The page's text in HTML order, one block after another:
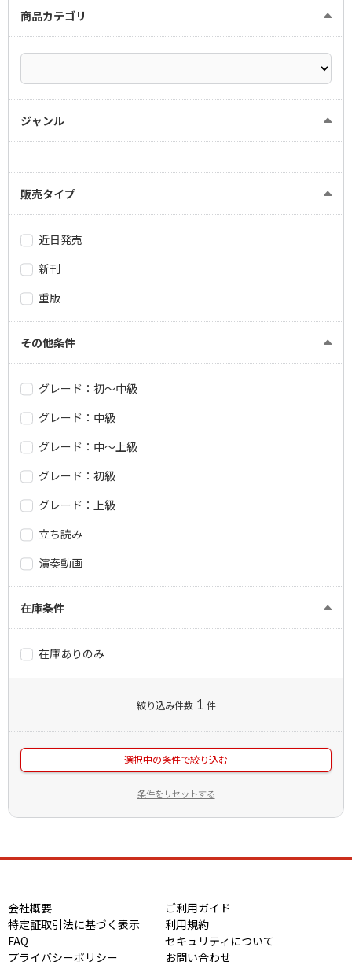
商品カテゴリ
ジャンル
販売タイプ
近日発売
新刊
重版
その他条件
グレード：初～中級
グレード：中級
グレード：中～上級
グレード：初級
グレード：上級
立ち読み
演奏動画
在庫条件
在庫ありのみ
絞り込み件数 1 件
選択中の条件で絞り込む
条件をリセットする
会社概要
ご利用ガイド
特定証取引法に基づく表示
利用規約
FAQ
セキュリティについて
プライバシーポリシー
お問い合わせ